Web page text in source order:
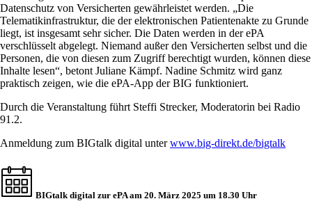
Datenschutz von Versicherten gewährleistet werden. „Die
Telematikinfrastruktur, die der elektronischen Patientenakte zu Grunde
liegt, ist insgesamt sehr sicher. Die Daten werden in der ePA
verschlüsselt abgelegt. Niemand außer den Versicherten selbst und die
Personen, die von diesen zum Zugriff berechtigt wurden, können diese
Inhalte lesen“, betont Juliane Kämpf. Nadine Schmitz wird ganz
praktisch zeigen, wie die ePA-App der BIG funktioniert.
Durch die Veranstaltung führt Steffi Strecker, Moderatorin bei Radio
91.2.
Anmeldung zum BIGtalk digital unterwww.big-direkt.de/bigtalk
BIGtalk digital zur ePA am 20. März 2025 um 18.30 Uhr